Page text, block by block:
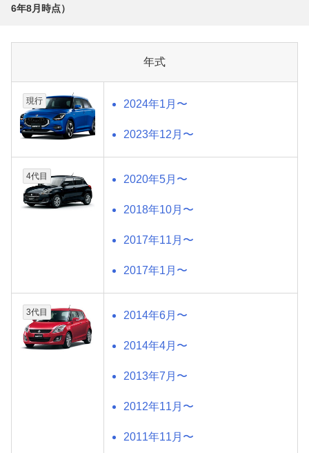
6年8月 時点）
年式
現行 2024年1月〜
2023年12月〜
4代目 2020年5月〜
2018年10月〜
2017年11月〜
2017年1月〜
3代目 2014年6月〜
2014年4月〜
2013年7月〜
2012年11月〜
2011年11月〜